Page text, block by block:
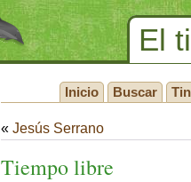
El
Inicio Buscar
« Jesús Serrano
Tiempo libre